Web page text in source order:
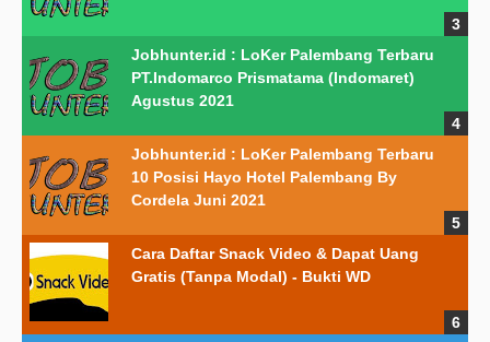
Jobhunter.id : LoKer Palembang Terbaru
PT.Indomarco Prismatama (Indomaret)
Agustus 2021
Jobhunter.id : LoKer Palembang Terbaru
10 Posisi Hayo Hotel Palembang By
Cordela Juni 2021
Cara Daftar Snack Video & Dapat Uang
Gratis (Tanpa Modal) - Bukti WD